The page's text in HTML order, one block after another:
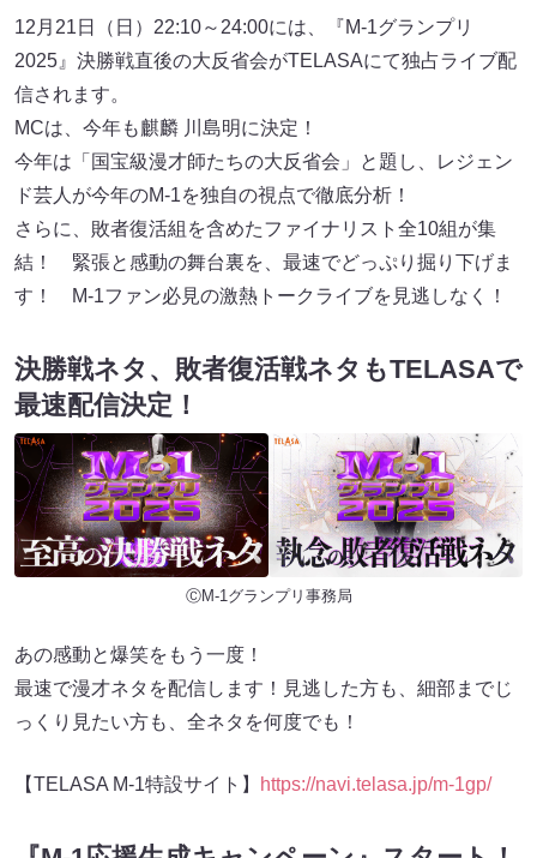
12月21日（日）22:10～24:00には、『M-1グランプリ
2025』決勝戦直後の大反省会がTELASAにて独占ライブ配
信されます。
MCは、今年も麒麟 川島明に決定！
今年は「国宝級漫才師たちの大反省会」と題し、レジェン
ド芸人が今年のM-1を独自の視点で徹底分析！
さらに、敗者復活組を含めたファイナリスト全10組が集
結！ 緊張と感動の舞台裏を、最速でどっぷり掘り下げま
す！ M-1ファン必見の激熱トークライブを見逃しなく！
決勝戦ネタ、敗者復活戦ネタもTELASAで
最速配信決定！
ⒸM-1グランプリ事務局
あの感動と爆笑をもう一度！
最速で漫才ネタを配信します！見逃した方も、細部までじ
っくり見たい方も、全ネタを何度でも！
【TELASA M-1特設サイト】 https://navi.telasa.jp/m-1gp/